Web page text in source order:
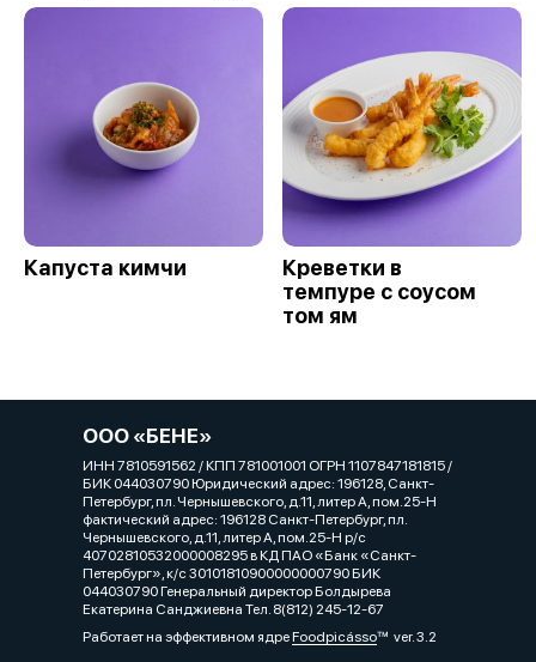
Капуста кимчи
Креветки в
темпуре с соусом
том ям
ООО «БЕНЕ»
ИНН 7810591562 / КПП 781001001 ОГРН 1107847181815 /
БИК 044030790 Юридический адрес: 196128, Санкт-
Петербург, пл. Чернышевского, д.11, литер А, пом.25-Н
фактический адрес: 196128 Санкт-Петербург, пл.
Чернышевского, д.11, литер А, пом.25-Н р/с
40702810532000008295 в КД ПАО «Банк «Санкт-
Петербург», к/с 30101810900000000790 БИК
044030790 Генеральный директор Болдырева
Екатерина Санджиевна Тел. 8(812) 245-12-67
Работает на эффективном ядреFoodpicássover. 3.2